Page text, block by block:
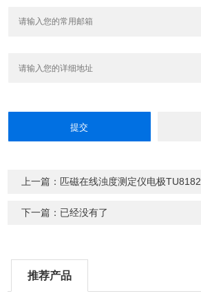
上一篇：匹磁在线浊度测定仪电极TU8182
下一篇：已经没有了
推荐产品